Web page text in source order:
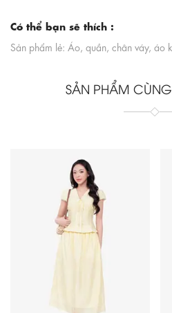
Có thể bạn sẽ thích :
Sản phẩm lẻ: Áo, quần, chân váy, áo
SẢN PHẨM